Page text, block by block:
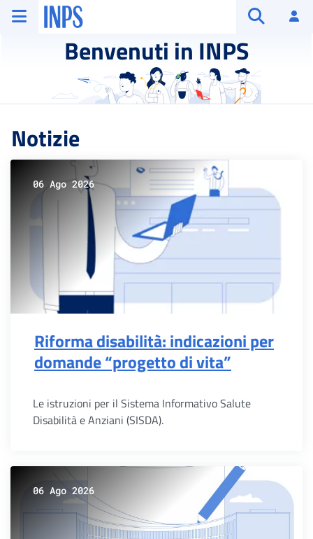
Vai al menu principale
Vai al contenuto principale
Vai al pie' di pagina
INPS ()
Benvenuti in INPS
Notizie
06 Ago 2026
Riforma disabilità: indicazioni per
domande “progetto di vita”
Le istruzioni per il Sistema Informativo Salute
Disabilità e Anziani (SISDA).
06 Ago 2026